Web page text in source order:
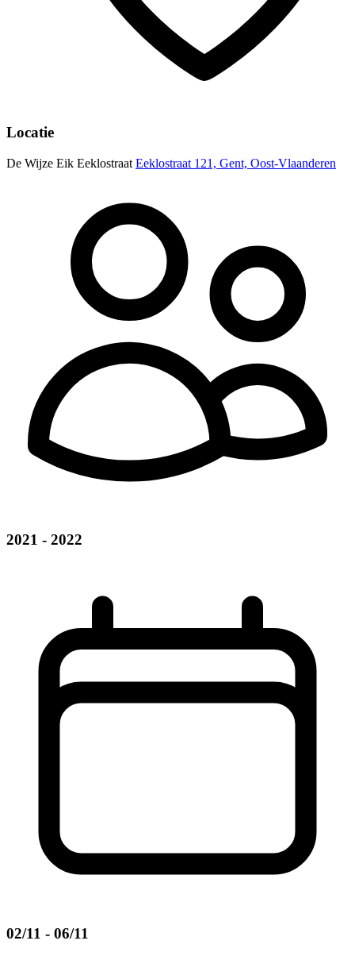
Locatie
De Wijze Eik Eeklostraat Eeklostraat 121, Gent, Oost-Vlaanderen
2021 - 2022
02/11 - 06/11